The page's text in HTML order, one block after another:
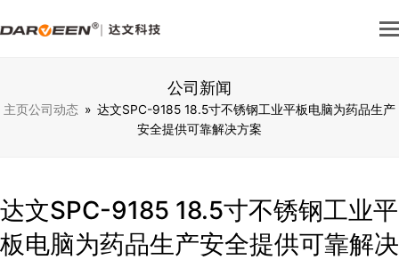
公司新闻
主页公司动态 » 达文SPC-9185 18.5寸不锈钢工业平板电脑为药品生产
安全提供可靠解决方案
达文SPC-9185 18.5寸不锈钢工业平
板电脑为药品生产安全提供可靠解决